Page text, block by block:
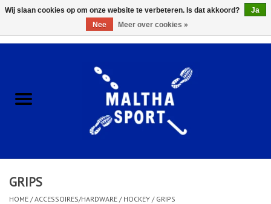
ACCESSOIRES/HARDWARE
KLEDING
GRIPS
HOME /ACCESSOIRES/HARDWARE / HOCKEY / GRIPS
Wij slaan cookies op om onze website te verbeteren. Is dat akkoord?
Ja
Nee
Meer over cookies »